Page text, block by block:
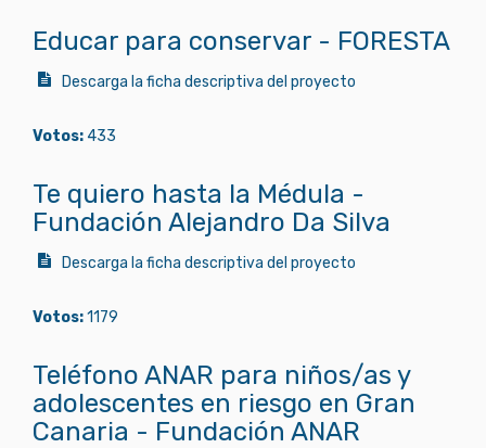
Educar para conservar - FORESTA
Descarga la ficha descriptiva del proyecto
Votos:433
Te quiero hasta la Médula -
Fundación Alejandro Da Silva
Descarga la ficha descriptiva del proyecto
Votos:1179
Teléfono ANAR para niños/as y
adolescentes en riesgo en Gran
Canaria - Fundación ANAR